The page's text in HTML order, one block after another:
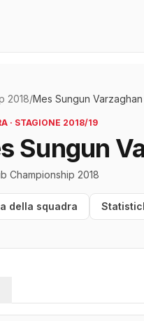
2018/Mes Sungun Varzaghan
· STAGIONE 2018/19
Sungun
Championship 2018
della squadra